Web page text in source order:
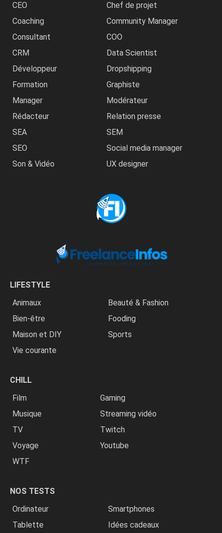
CEO
Chef de projet
Coaching
Community Manager
Consultant
COO
CRM
Data Scientist
Développeur
Dropshipping
Formation
Graphiste
Manager
Modérateur
Rédacteur
Relation presse
SEA
SEM
SEO
Social media manager
Son & Vidéo
UX designer
LIFESTYLE
Animaux
Beauté & Fashion
Bien-être
Fooding
Maison et DIY
Sports
Vie courante
CHILL
Film
Gaming
Musique
Streaming vidéo
TV
Twitch
Voyage
Youtube
WTF
NOS TESTS
Ordinateur
Smartphones
Tablette
Idées cadeaux